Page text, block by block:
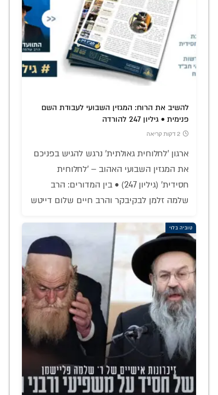
להשיב את הרוח: המגזין השבועי לעבודת השם
פנימית • גיליון 247 להורדה
2 דקות קריאה
ארגון 'לחלוחית גאולתית' נרגש להגיש בפניכם
את המגזין השבועי האהוב – 'לחלוחית
חסידית' (גיליון 247) • בין המדורים: הרב
שלמה זלמן לבקיבקר והרב חיים שלום דייטש
טוביה בלוי